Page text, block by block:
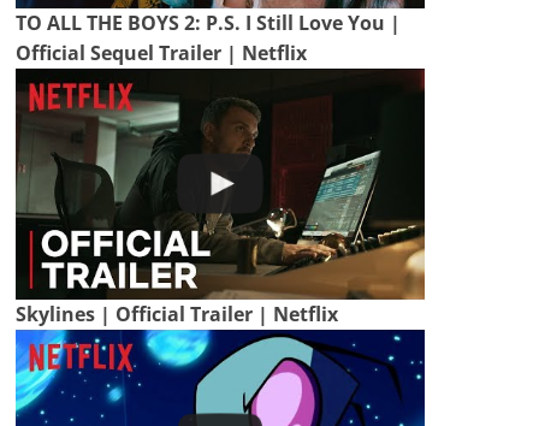
TO ALL THE BOYS 2: P.S. I Still Love You |
Official Sequel Trailer | Netflix
Skylines | Official Trailer | Netflix